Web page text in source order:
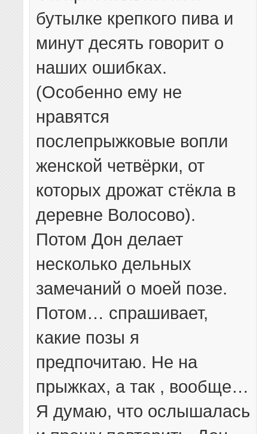
бутылке крепкого пива и
минут десять говорит о
наших ошибках.
(Особенно ему не
нравятся
послепрыжковые вопли
женской четвёрки, от
которых дрожат стёкла в
деревне Волосово).
Потом Дон делает
несколько дельных
замечаний о моей позе.
Потом… спрашивает,
какие позы я
предпочитаю. Не на
прыжках, а так , вообще…
Я думаю, что ослышалась